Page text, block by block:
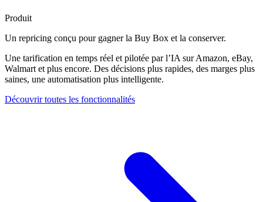
Produit
Un repricing conçu pour gagner la Buy Box et la conserver.
Une tarification en temps réel et pilotée par l’IA sur Amazon, eBay,
Walmart et plus encore. Des décisions plus rapides, des marges plus
saines, une automatisation plus intelligente.
Découvrir toutes les fonctionnalités